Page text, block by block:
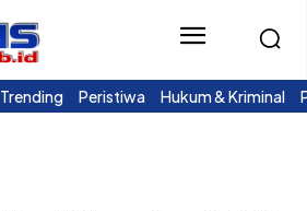
Trending Peristiwa Hukum & Kriminal